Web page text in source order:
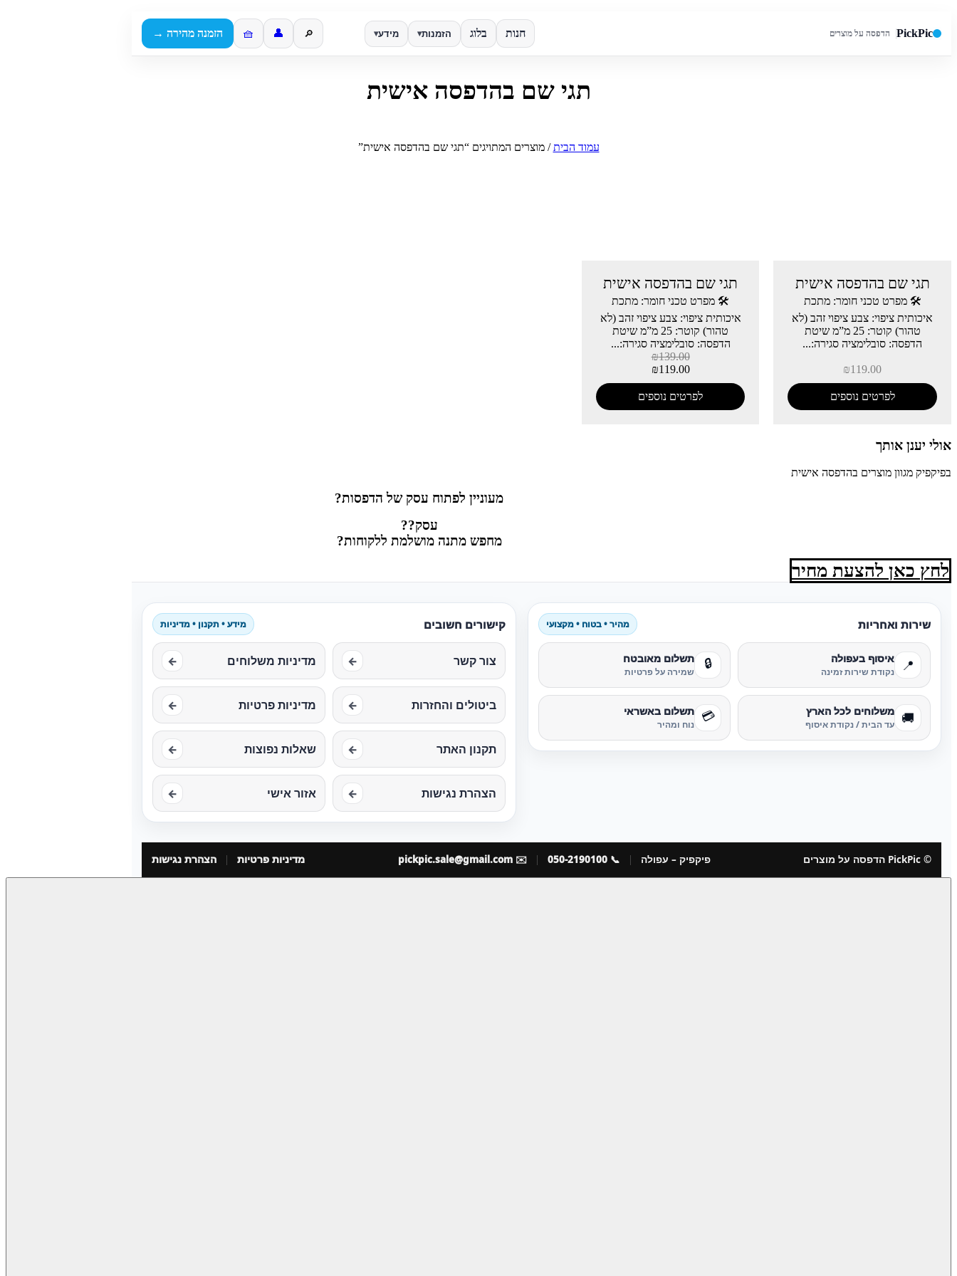
PickPic הדפסה על מוצרים חנות בלוג הזמנות▾ מידע▾
🔎
👤
🧺 הזמנה מהירה →
✕
תגי שם בהדפסה אישית
עמוד הבית/ מוצרים המתויגים “תגי שם בהדפסה אישית”
תגי שם בהדפסה אישית
🛠️ מפרט טכני חומר: מתכת
איכותית ציפוי: צבע ציפוי זהב (לא
טהור) קוטר: 25 מ”מ שיטת
הדפסה: סובלימציה סגירה:...
₪119.00
לפרטים נוספים
תגי שם בהדפסה אישית
🛠️ מפרט טכני חומר: מתכת
איכותית ציפוי: צבע ציפוי זהב (לא
טהור) קוטר: 25 מ”מ שיטת
הדפסה: סובלימציה סגירה:...
₪139.00
₪119.00
לפרטים נוספים
אולי יענן אותך
בפיקפיק מגוון מוצרים בהדפסה אישית
מעוניין לפתוח עסק של הדפסות?
עסק??
מחפש מתנה מושלמת ללקוחות?
לחץ כאן להצעת מחיר
שירות ואחריות מהיר • בטוח • מקצועי
📍 איסוף בעפולה
נקודת שירות זמינה 🔒 תשלום מאובטח
שמירה על פרטיות
🚚 משלוחים לכל הארץ
עד הבית / נקודת איסוף 💳 תשלום באשראי
נוח ומהיר
קישורים חשובים מידע • תקנון • מדיניות
צור קשר ← מדיניות משלוחים ←
ביטולים והחזרות ← מדיניות פרטיות ←
תקנון האתר ← שאלות נפוצות ←
הצהרת נגישות ← אזור אישי ←
© PickPic הדפסה על מוצרים פיקפיק – עפולה 📞 050-2190100
✉️
pickpic.sale@gmail.com מדיניות פרטיות הצהרת נגישות